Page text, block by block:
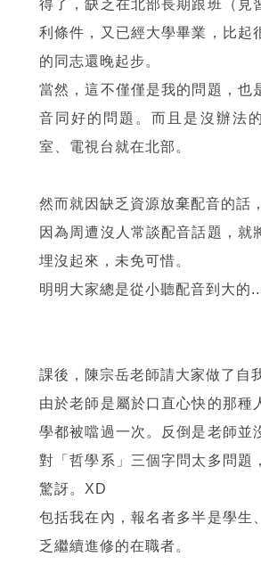
得了，缺乏在北部長期跟班（見
利條件，又已經大學畢業，比起
的同志還晚起步。
當然，這不僅僅是我的問題，也
音同好的問題。而且是沒辦法
室、電視台就在北部。
然而就因缺乏資源放棄配音的話
因為周遭沒人常談配音話題，就
埋沒起來，未免可惜。
明明大家總是從小聽配音到大的
課後，陳宗岳老師請大家做了自
由於老師是屬於口直心快的那種
學都被噹過一次。反倒是老師並
對「哲學系」三個字問太多問題
驚訝。XD
包括我在內，報名者多半是學生
乏繼續進修的在職者。